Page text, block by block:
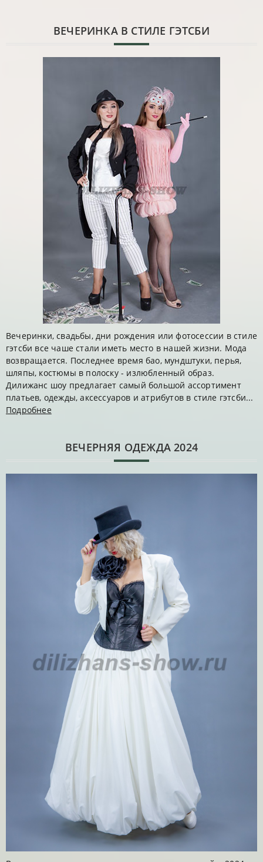
ВЕЧЕРИНКА В СТИЛЕ ГЭТСБИ
Вечеринки, свадьбы, дни рождения или фотосессии в стиле
гэтсби все чаше стали иметь место в нашей жизни. Мода
возвращается. Последнее время бао, мундштуки, перья,
шляпы, костюмы в полоску - излюбленный образ.
Дилижанс шоу предлагает самый большой ассортимент
платьев, одежды, аксессуаров и атрибутов в стиле гэтсби...
Подробнее
ВЕЧЕРНЯЯ ОДЕЖДА 2024